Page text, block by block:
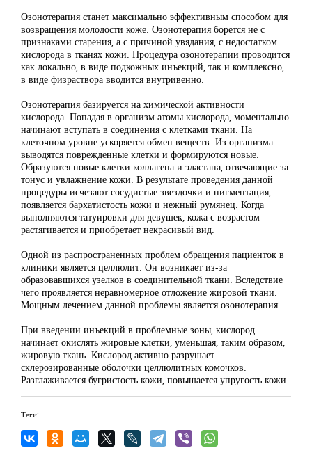
Озонотерапия станет максимально эффективным способом для
возвращения молодости коже. Озонотерапия борется не с
признаками старения, а с причиной увядания, с недостатком
кислорода в тканях кожи. Процедура озонотерапии проводится
как локально, в виде подкожных инъекций, так и комплексно,
в виде физраствора вводится внутривенно.
Озонотерапия базируется на химической активности
кислорода. Попадая в организм атомы кислорода, моментально
начинают вступать в соединения с клетками ткани. На
клеточном уровне ускоряется обмен веществ. Из организма
выводятся поврежденные клетки и формируются новые.
Образуются новые клетки коллагена и эластана, отвечающие за
тонус и увлажнение кожи. В результате проведения данной
процедуры исчезают сосудистые звездочки и пигментация,
появляется бархатистость кожи и нежный румянец. Когда
выполняются татуировки для девушек, кожа с возрастом
растягивается и приобретает некрасивый вид.
Одной из распространенных проблем обращения пациенток в
клиники является целлюлит. Он возникает из-за
образовавшихся узелков в соединительной ткани. Вследствие
чего проявляется неравномерное отложение жировой ткани.
Мощным лечением данной проблемы является озонотерапия.
При введении инъекций в проблемные зоны, кислород
начинает окислять жировые клетки, уменьшая, таким образом,
жировую ткань. Кислород активно разрушает
склерозированные оболочки целлюлитных комочков.
Разглаживается бугристость кожи, повышается упругость кожи.
Теги: